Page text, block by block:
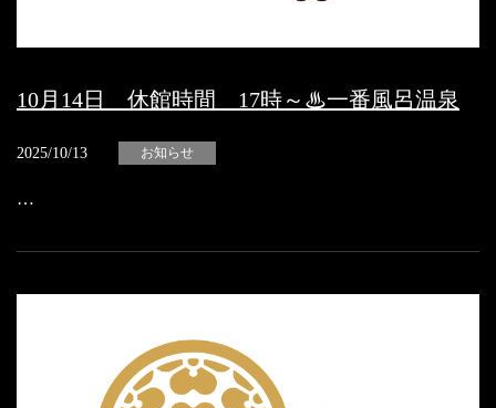
10月14日 休館時間 17時～♨一番風呂温泉
2025/10/13 お知らせ
…